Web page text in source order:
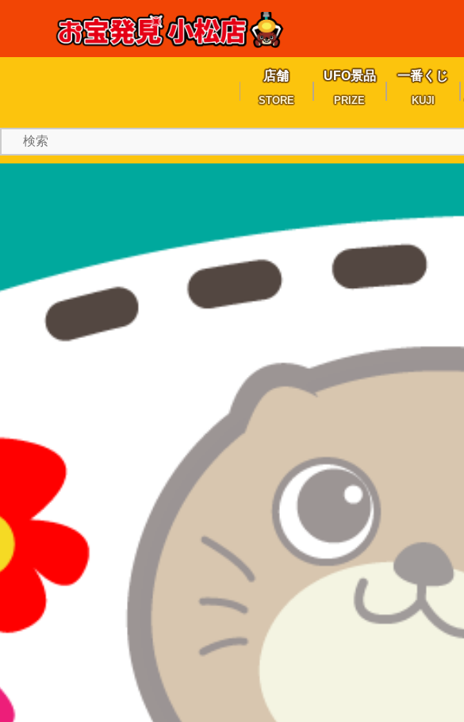
店舗
STORE
UFO景品
PRIZE
一番くじ
KUJI